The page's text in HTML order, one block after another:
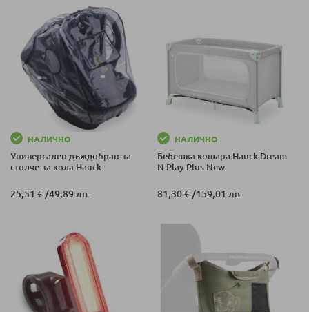
НАЛИЧНО
Универсален дъждобран за
столче за кола Hauck
25,51 € /49,89 лв.
НАЛИЧНО
Бебешка кошара Hauck Dream
N Play Plus New
81,30 € /159,01 лв.